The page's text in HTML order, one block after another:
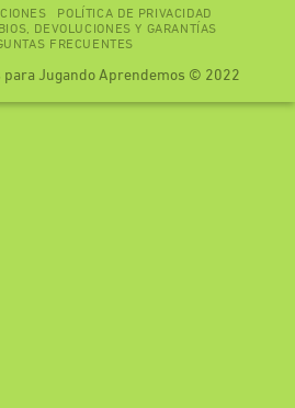
POLÍTICA DE PRIVACIDAD
DEVOLUCIONES Y GARANTÍAS
FRECUENTES
Jugando Aprendemos © 2022